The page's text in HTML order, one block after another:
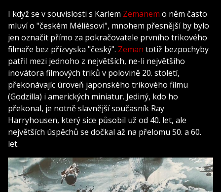
I když se v souvislosti s Karlem Zemanem o něm často
mluví o "českém Mélièsovi", mnohem přesnější by bylo
jen označit přímo za pokračovatele prvního trikového
filmaře bez přízvyska "český". Zeman totiž bezpochyby
patřil mezi jednoho z největších, ne-li největšího
inovátora filmových triků v polovině 20. století,
překonávajíc úroveň japonského trikového filmu
(Godzilla) i amerických miniatur. Jediný, kdo ho
překonal, je notně slavnější současník Ray
Harryhousen, který sice působil už od 40. let, ale
největších úspěchů se dočkal až na přelomu 50. a 60.
let.